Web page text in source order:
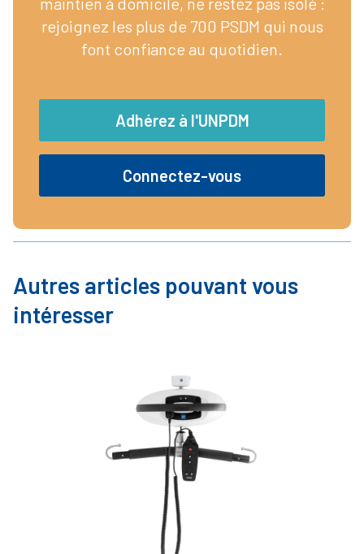
rejoignez les plus de 700 PSDM qui nous
font confiance au quotidien.
Adhérez à l'UNPDM
Connectez-vous
Autres articles pouvant vous
intéresser